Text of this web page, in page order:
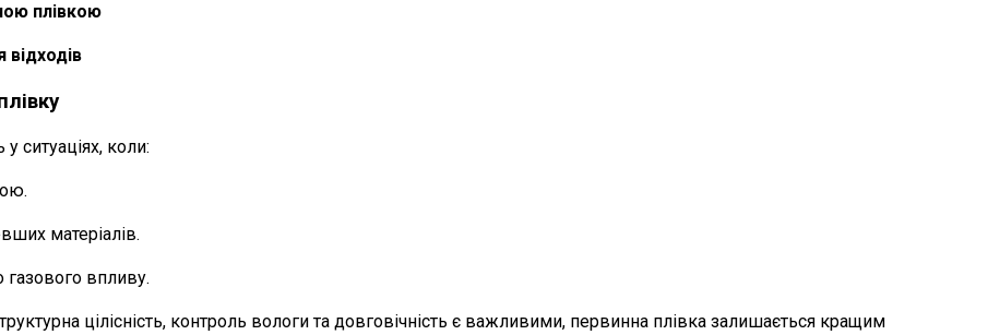
плівкою
відходів
ситуаціях, коли:
матеріалів.
впливу.
цілісність, контроль вологи та довговічність є важливими, первинна плівка залишається кращим